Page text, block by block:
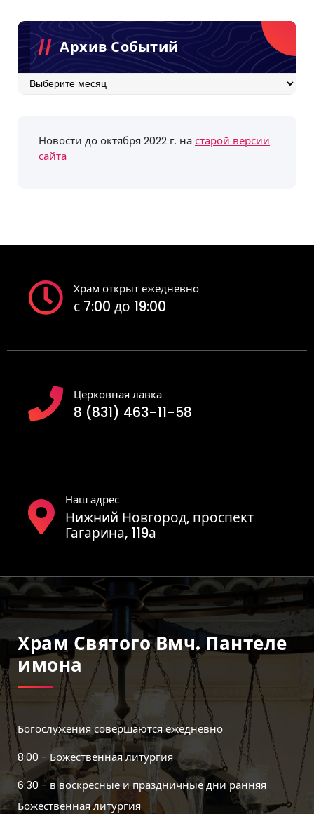
Архив Событий
Архив
Новости до октября 2022 г. настарой версии
сайта
Храм открыт ежедневно
с 7:00 до 19:00
Церковная лавка
8 (831) 463-11-58
Наш адрес
Нижний Новгород, проспект
Гагарина, 119а
Храм Святого Вмч. Пантеле
Имона
Богослужения совершаются ежедневно
8:00 - Божественная литургия
6:30 - в воскресные и праздничные дни ранняя
Божественная литургия